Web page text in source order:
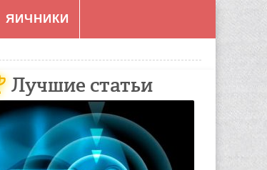
ЯИЧНИКИ
Лучшие статьи